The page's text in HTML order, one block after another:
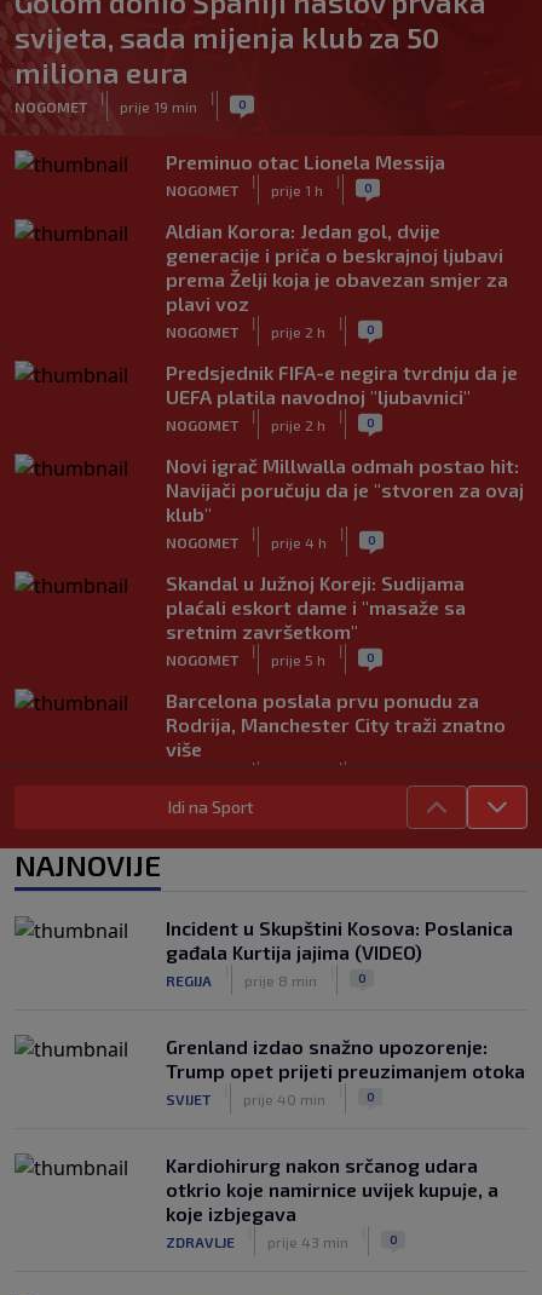
svijeta, sada mijenja klub za 50
miliona eura
NOGOMET
|
prije 19 min
| 0
Preminuo otac Lionela Messija
NOGOMET
|
prije 1 h
| 0
Aldian Korora: Jedan gol, dvije
generacije i priča o beskrajnoj ljubavi
prema Želji koja je obavezan smjer za
plavi voz
NOGOMET
|
prije 2 h
| 0
Predsjednik FIFA-e negira tvrdnju da je
UEFA platila navodnoj "ljubavnici"
NOGOMET
|
prije 2 h
| 0
Novi igrač Millwalla odmah postao hit:
Navijači poručuju da je "stvoren za ovaj
klub"
NOGOMET
|
prije 4 h
| 0
Skandal u Južnoj Koreji: Sudijama
plaćali eskort dame i "masaže sa
sretnim završetkom"
NOGOMET
|
prije 5 h
| 0
Barcelona poslala prvu ponudu za
Rodrija, Manchester City traži znatno
više
| |
Dalić će postati najskuplji hrvatski
Otkriveno ko je bio Georginina prva
ljubav: Njihova priča ponovo postala
viralna
Idi na Sport
NAJNOVIJE
Incident u Skupštini Kosova: Poslanica
gađala Kurtija jajima (VIDEO)
REGIJA prije 8 min 0
Grenland izdao snažno upozorenje:
Trump opet prijeti preuzimanjem otoka
SVIJET prije 40 min 0
Kardiohirurg nakon srčanog udara
otkrio koje namirnice uvijek kupuje, a
koje izbjegava
ZDRAVLJE prije 43 min 0